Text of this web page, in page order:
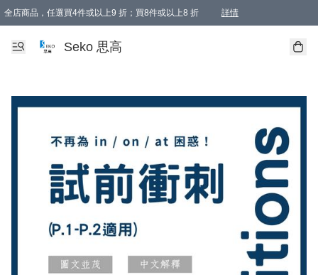
全店商品，任選買4件或以上9 折；買8件或以上8 折 詳情
新會員首次購物即享全單 95 折優惠！
購物滿198, 全單免運
Seko 思高